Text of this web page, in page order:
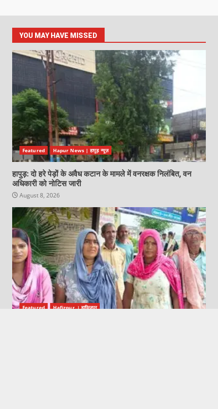
YOU MAY HAVE MISSED
Featured Hapur News | हापुड़ न्यूज़
हापुड़: दो हरे पेड़ों के अवैध कटान के मामले में वनरक्षक निलंबित, वन
अधिकारी को नोटिस जारी
August 8, 2026
Featured Hafizpur । हाफिजपुर